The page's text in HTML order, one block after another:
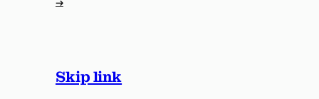
CON
SET()
Skip link